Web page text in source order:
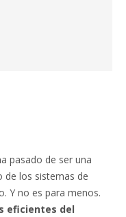
pasado de ser una
de los sistemas de
Y no es para menos.
eficientes del